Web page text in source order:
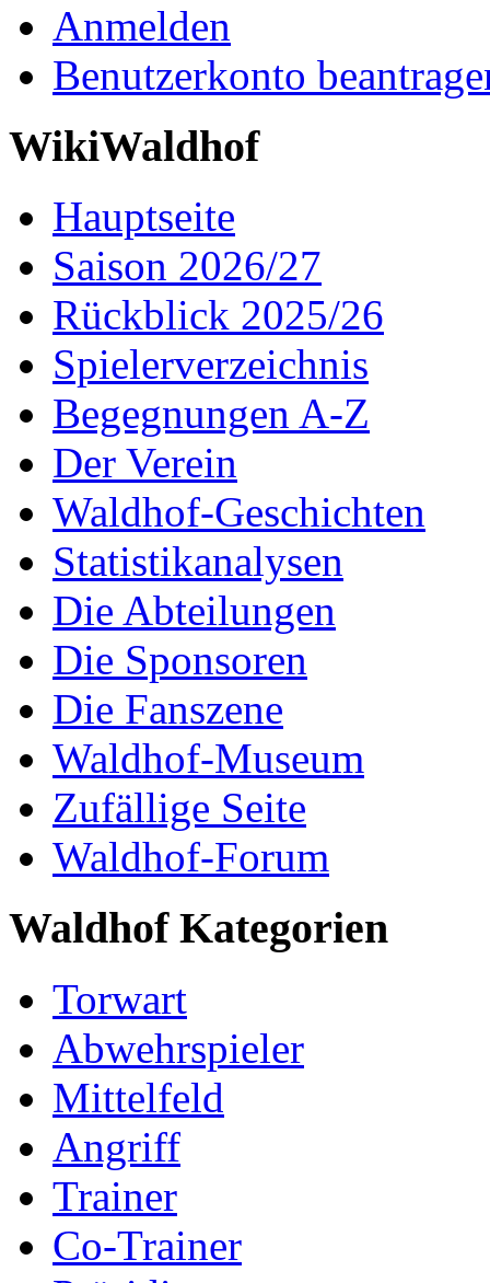
Anmelden
Benutzerkonto
WikiWaldhof
Hauptseite
Saison 2026/27
Rückblick 2025/26
Spielerverzeichnis
Begegnungen A-Z
Der Verein
Waldhof-Geschichten
Statistikanalysen
Die Abteilungen
Die Sponsoren
Die Fanszene
Waldhof-Museum
Zufällige Seite
Waldhof-Forum
Waldhof Kategorien
Torwart
Abwehrspieler
Mittelfeld
Angriff
Trainer
Co-Trainer